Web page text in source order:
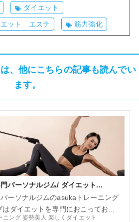
ダイエット
ット エステ 筋力強化
、他にこちらの記事も読んでい
ます。
パーソナルジム/ ダイエット...
ーソナルジムのasukaトレーニング
ダイエットを専門におこってお...
ニング 姿勢美人 楽しくダイエット